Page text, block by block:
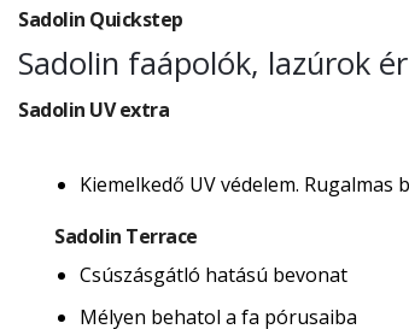
Sadolin Quickstep
Sadolin faápolók, lazúrok
Sadolin UV extra
Kiemelkedő UV védelem.
Sadolin Terrace
Csúszásgátló hatású bevonat
Mélyen behatol a fa pórusaiba